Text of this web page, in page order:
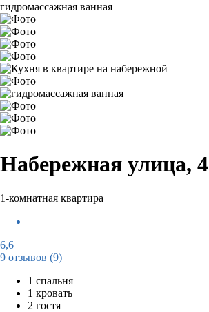
гидромассажная ванная
Набережная улица, 4
1-комнатная квартира
6,6
9 отзывов (9)
1 спальня
1 кровать
2 гостя